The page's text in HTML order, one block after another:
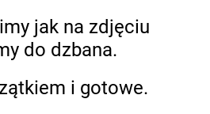
jak na zdjęciu
do dzbana.
i gotowe.